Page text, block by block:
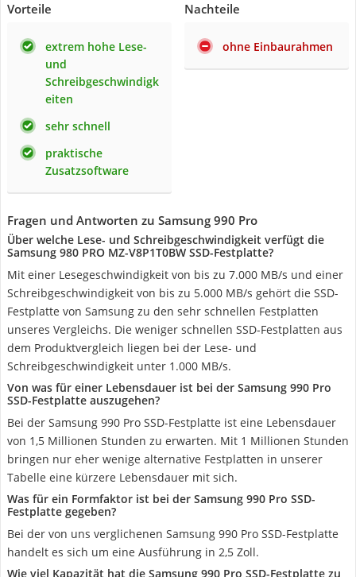
Vorteile
extrem hohe Lese-
und
Schreibgeschwindigk
eiten
sehr schnell
praktische
Zusatzsoftware
Nachteile
ohne Einbaurahmen
Fragen und Antworten zu Samsung 990 Pro
Über welche Lese- und Schreibgeschwindigkeit verfügt die
Samsung 980 PRO ‎MZ-V8P1T0BW SSD-Festplatte?
Mit einer Lesegeschwindigkeit von bis zu 7.000 MB/s und einer
Schreibgeschwindigkeit von bis zu 5.000 MB/s gehört die SSD-
Festplatte von Samsung zu den sehr schnellen Festplatten
unseres Vergleichs. Die weniger schnellen SSD-Festplatten aus
dem Produktvergleich liegen bei der Lese- und
Schreibgeschwindigkeit unter 1.000 MB/s.
Von was für einer Lebensdauer ist bei der Samsung 990 Pro
SSD-Festplatte auszugehen?
Bei der Samsung 990 Pro SSD-Festplatte ist eine Lebensdauer
von 1,5 Millionen Stunden zu erwarten. Mit 1 Millionen Stunden
bringen nur eher wenige alternative Festplatten in unserer
Tabelle eine kürzere Lebensdauer mit sich.
Was für ein Formfaktor ist bei der Samsung 990 Pro SSD-
Festplatte gegeben?
Bei der von uns verglichenen Samsung 990 Pro SSD-Festplatte
handelt es sich um eine Ausführung in 2,5 Zoll.
Wie viel Kapazität hat die Samsung 990 Pro SSD-Festplatte zu